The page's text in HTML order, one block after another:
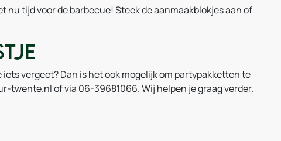
tijd voor de barbecue! Steek de aanmaakblokjes aan of
vergeet? Dan is het ook mogelijk om partypakketten te
twente.nl of via 06-39681066. Wij helpen je graag verder.